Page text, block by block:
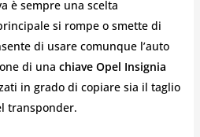
è sempre una scelta
si rompe o smette di
di usare comunque l’auto
di una chiave Opel Insignia
in grado di copiare sia il taglio
transponder.